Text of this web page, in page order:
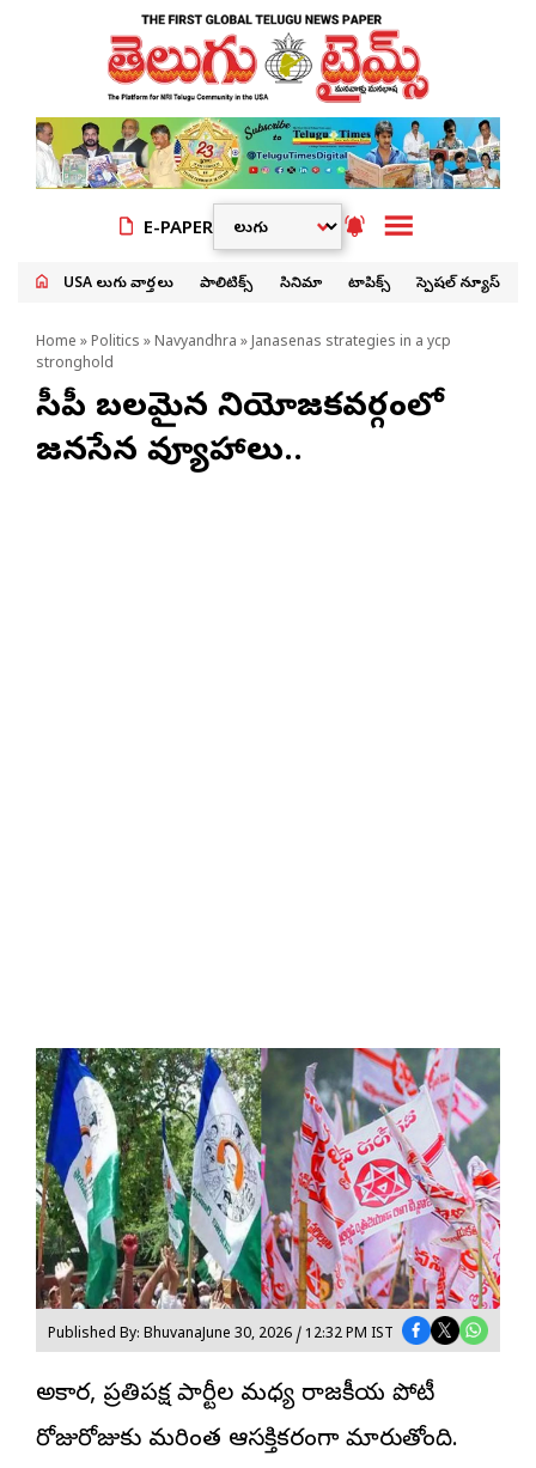
E-PAPER
USA తెలుగు వార్తలు పాలిటిక్స్ సినిమా టాపిక్స్ స్పెషల్ న్యూస్
Home » Politics » Navyandhra » Janasenas strategies in a ycp
stronghold
వైసీపీ బలమైన నియోజకవర్గంలో
జనసేన వ్యూహాలు..
Published By: BhuvanaJune 30, 2026 / 12:32 PM IST
అధికార, ప్రతిపక్ష పార్టీల మధ్య రాజకీయ పోటీ
రోజురోజుకు మరింత ఆసక్తికరంగా మారుతోంది.